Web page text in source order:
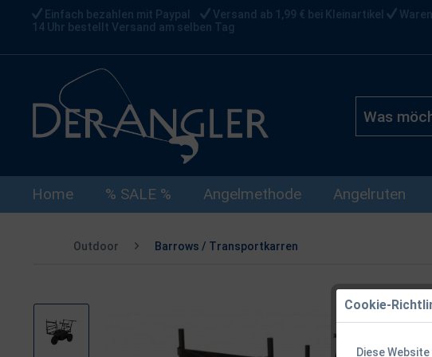
Einfach bezahlen mit Paypal Versand ab 1,99 € bei Kleinartikel
14 Uhr bestellt Versand am selben Tag
Home % SALE % Angelmethode Angelruten
Outdoor Barrows / Transportkarren
Cookie-
Diese